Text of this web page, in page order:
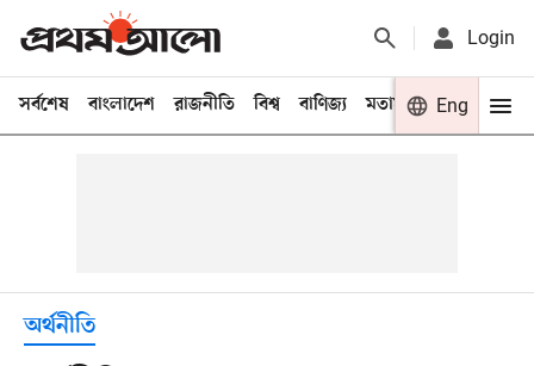
Login
সর্বশেষ বাংলাদেশ রাজনীতি বিশ্ব বাণিজ্য মতামত খেলা
Eng
অর্থনীতি